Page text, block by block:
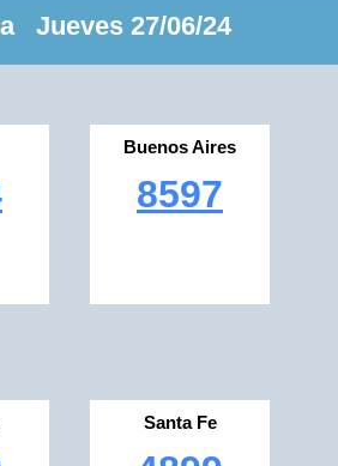
Jueves 27/06/24
Buenos Aires
8597
Santa Fe